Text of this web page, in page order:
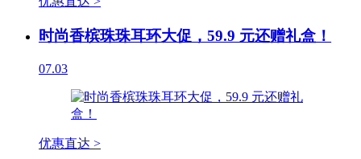
时尚香槟珠珠耳环大促，59.9 元还赠礼盒！
07.03
优惠直达 >